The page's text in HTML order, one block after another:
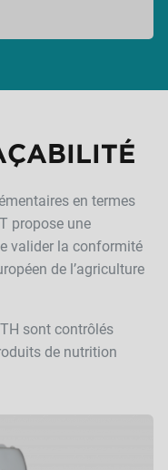
en termes
propose une
valider la conformité
de l’agriculture
sont contrôlés
de nutrition